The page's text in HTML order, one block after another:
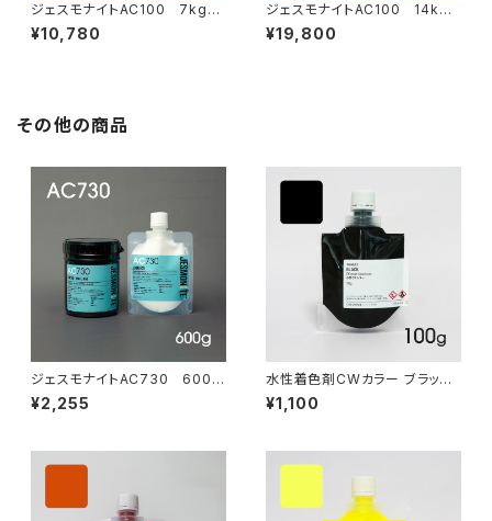
ジェスモナイトAC100 7kgセ
ット
¥10,780
ジェスモナイトAC100 14kg
セット
¥19,800
その他の商品
ジェスモナイトAC730 600g
セット（ソフトナー付）
¥2,255
水性着色剤CWカラー ブラッ
ク 100g
¥1,100